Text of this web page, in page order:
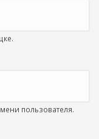
пользователя.